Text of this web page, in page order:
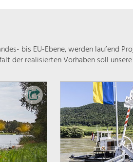
bis EU-Ebene, werden laufend
der realisierten Vorhaben soll